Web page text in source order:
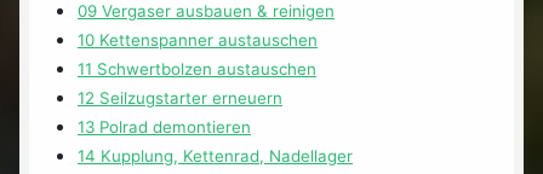
09 Vergaser ausbauen & reinigen
10 Kettenspanner austauschen
11 Schwertbolzen austauschen
12 Seilzugstarter erneuern
13 Polrad demontieren
14 Kupplung, Kettenrad, Nadellager